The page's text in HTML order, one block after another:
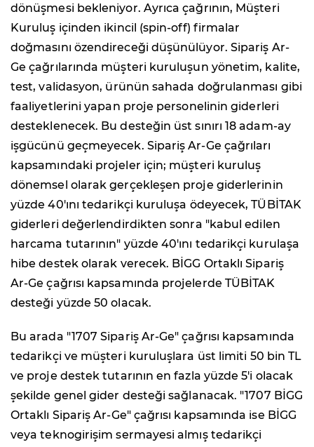
dönüşmesi bekleniyor. Ayrıca çağrının, Müşteri
Kuruluş içinden ikincil (spin-off) firmalar
doğmasını özendireceği düşünülüyor. Sipariş Ar-
Ge çağrılarında müşteri kuruluşun yönetim, kalite,
test, validasyon, ürünün sahada doğrulanması gibi
faaliyetlerini yapan proje personelinin giderleri
desteklenecek. Bu desteğin üst sınırı 18 adam-ay
işgücünü geçmeyecek. Sipariş Ar-Ge çağrıları
kapsamındaki projeler için; müşteri kuruluş
dönemsel olarak gerçekleşen proje giderlerinin
yüzde 40'ını tedarikçi kuruluşa ödeyecek, TÜBİTAK
giderleri değerlendirdikten sonra "kabul edilen
harcama tutarının" yüzde 40'ını tedarikçi kurulaşa
hibe destek olarak verecek. BİGG Ortaklı Sipariş
Ar-Ge çağrısı kapsamında projelerde TÜBİTAK
desteği yüzde 50 olacak.
Bu arada "1707 Sipariş Ar-Ge" çağrısı kapsamında
tedarikçi ve müşteri kuruluşlara üst limiti 50 bin TL
ve proje destek tutarının en fazla yüzde 5'i olacak
şekilde genel gider desteği sağlanacak. "1707 BİGG
Ortaklı Sipariş Ar-Ge" çağrısı kapsamında ise BİGG
veya teknogirişim sermayesi almış tedarikçi